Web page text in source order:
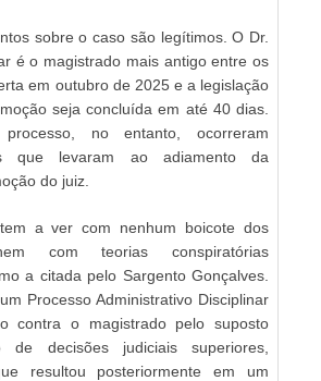
sobre o caso são legítimos. O Dr.
é o magistrado mais antigo entre os
em outubro de 2025 e a legislação
seja concluída em até 40 dias.
no entanto, ocorreram
que levaram ao adiamento da
do juiz.
a ver com nenhum boicote dos
com teorias conspiratórias
a citada pelo Sargento Gonçalves.
Processo Administrativo Disciplinar
contra o magistrado pelo suposto
de decisões judiciais superiores,
resultou posteriormente em um